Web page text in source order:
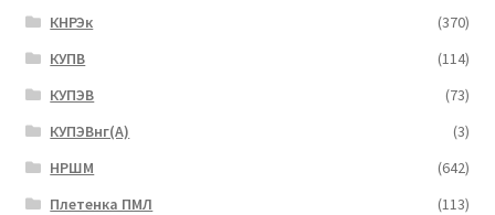
КНРЭк
(370)
КУПВ
(114)
КУПЭВ
(73)
КУПЭВнг(А)
(3)
НРШМ
(642)
Плетенка ПМЛ
(113)